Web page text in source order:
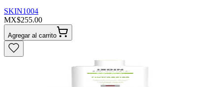
SKIN1004
MX$255.00
Agregar al carrito